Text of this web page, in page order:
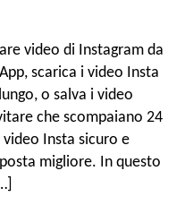
i
reel
di
Instagram
&
Storie
Video
video di Instagram da
scarica i video Insta
o salva i video
che scompaiano 24
Insta sicuro e
migliore. In questo